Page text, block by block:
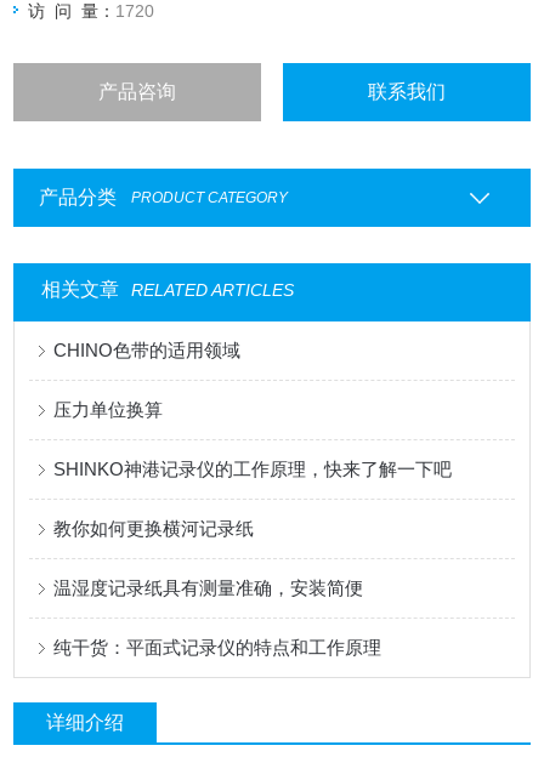
访 问 量： 1720
产品咨询 联系我们
产品分类 PRODUCT CATEGORY
相关文章 RELATED ARTICLES
CHINO色带的适用领域
压力单位换算
SHINKO神港记录仪的工作原理，快来了解一下吧
教你如何更换横河记录纸
温湿度记录纸具有测量准确，安装简便
纯干货：平面式记录仪的特点和工作原理
详细介绍